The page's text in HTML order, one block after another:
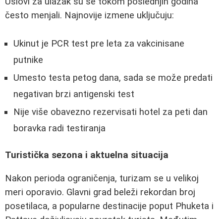
često menjali. Najnovije izmene uključuju:
Ukinut je PCR test pre leta za vakcinisane
putnike
Umesto testa petog dana, sada se može predati
negativan brzi antigenski test
Nije više obavezno rezervisati hotel za peti dan
boravka radi testiranja
Turistička sezona i aktuelna situacija
Nakon perioda ograničenja, turizam se u velikoj
meri oporavio. Glavni grad beleži rekordan broj
posetilaca, a popularne destinacije poput Phuketa i